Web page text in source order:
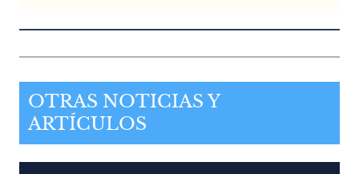
OTRAS NOTICIAS Y
ARTÍCULOS